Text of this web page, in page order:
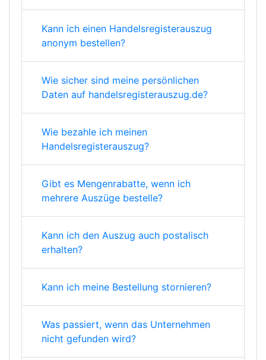
Kann ich einen Handelsregisterauszug
anonym bestellen?
Wie sicher sind meine persönlichen
Daten auf handelsregisterauszug.de?
Wie bezahle ich meinen
Handelsregisterauszug?
Gibt es Mengenrabatte, wenn ich
mehrere Auszüge bestelle?
Kann ich den Auszug auch postalisch
erhalten?
Kann ich meine Bestellung stornieren?
Was passiert, wenn das Unternehmen
nicht gefunden wird?